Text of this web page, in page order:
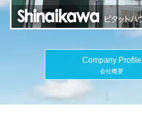
Company Profile
会社概要